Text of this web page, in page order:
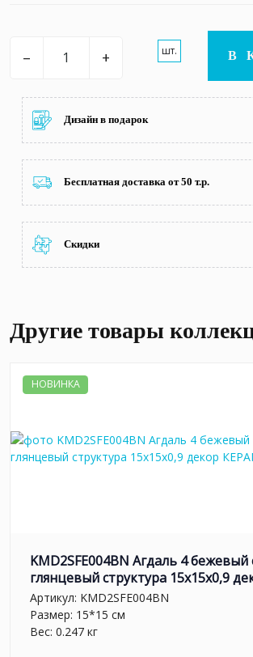
– + шт. В
Дизайн в подарок
Бесплатная доставка от 50 т.р.
Скидки
Другие товары
НОВИНКА
KMD2SFE004BN Агдаль 4
глянцевый структура 15x15x0,9
Артикул: KMD2SFE004BN
Размер: 15*15 см
Вес: 0.247 кг